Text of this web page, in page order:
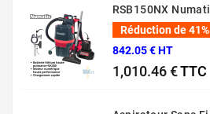
Réduction de 41%
842.05 € HT
1,010.46 €TTC